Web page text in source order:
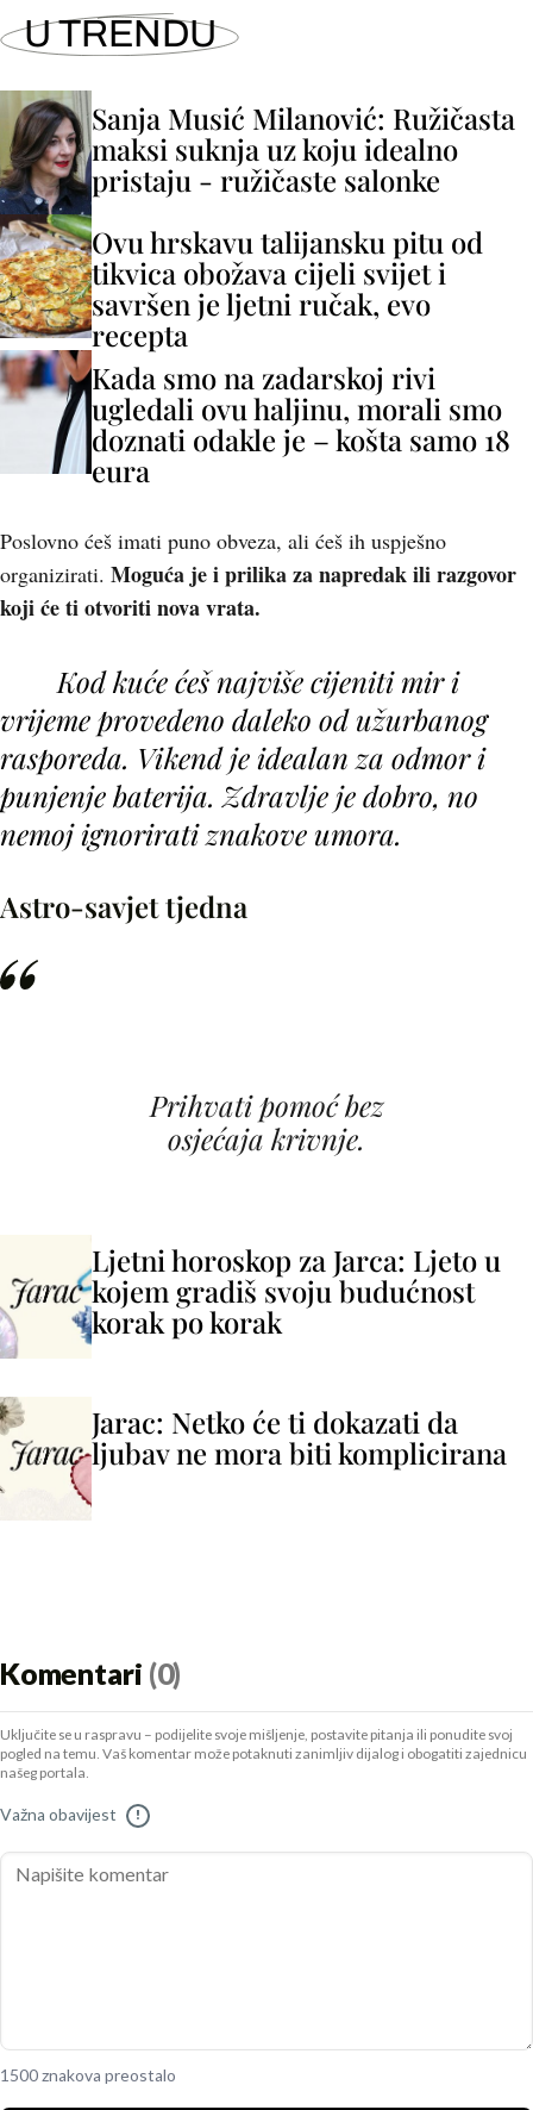
U TRENDU
Sanja Musić Milanović: Ružičasta
maksi suknja uz koju idealno
pristaju - ružičaste salonke
Ovu hrskavu talijansku pitu od
tikvica obožava cijeli svijet i
savršen je ljetni ručak, evo
recepta
Kada smo na zadarskoj rivi
ugledali ovu haljinu, morali smo
doznati odakle je – košta samo 18
eura
Poslovno ćeš imati puno obveza, ali ćeš ih uspješno
organizirati. Moguća je i prilika za napredak ili razgovor
koji će ti otvoriti nova vrata.
Kod kuće ćeš najviše cijeniti mir i
vrijeme provedeno daleko od užurbanog
rasporeda. Vikend je idealan za odmor i
punjenje baterija. Zdravlje je dobro, no
nemoj ignorirati znakove umora.
Astro-savjet tjedna
Prihvati pomoć bez
osjećaja krivnje.
Ljetni horoskop za Jarca: Ljeto u
kojem gradiš svoju budućnost
korak po korak
Jarac: Netko će ti dokazati da
ljubav ne mora biti komplicirana
Komentari (0)
Uključite se u raspravu – podijelite svoje mišljenje, postavite pitanja ili ponudite svoj
pogled na temu. Vaš komentar može potaknuti zanimljiv dijalog i obogatiti zajednicu
našeg portala.
Važna obavijest !
1500 znakova preostalo